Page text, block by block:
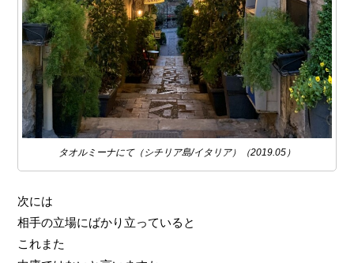
タオルミーナにて（シチリア島/イタリア）（2019.05）
次には
相手の立場にばかり立っていると
これまた